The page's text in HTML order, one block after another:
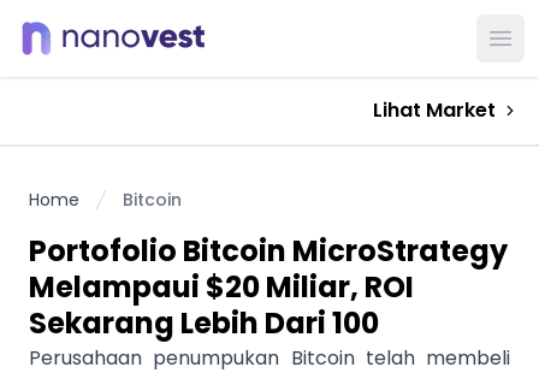
Lihat Market
Home Bitcoin
Portofolio Bitcoin MicroStrategy
Melampaui $20 Miliar, ROI
Sekarang Lebih Dari 100
Perusahaan penumpukan Bitcoin telah membeli